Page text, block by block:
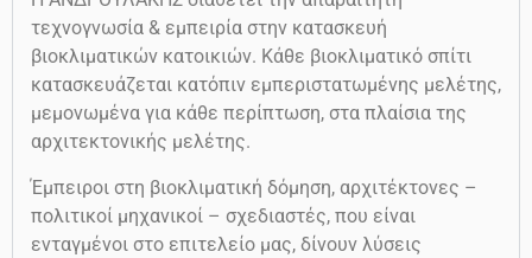
τεχνογνωσία & εμπειρία στην κατασκευή
βιοκλιματικών κατοικιών. Κάθε βιοκλιματικό σπίτι
κατασκευάζεται κατόπιν εμπεριστατωμένης μελέτης,
μεμονωμένα για κάθε περίπτωση, στα πλαίσια της
αρχιτεκτονικής μελέτης.
Έμπειροι στη βιοκλιματική δόμηση, αρχιτέκτονες –
πολιτικοί μηχανικοί – σχεδιαστές, που είναι
ενταγμένοι στο επιτελείο μας, δίνουν λύσεις